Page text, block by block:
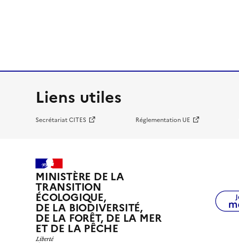
Liens utiles
Secrétariat CITES Réglementation UE
MINISTÈRE DE LA
TRANSITION
ÉCOLOGIQUE,
DE LA BIODIVERSITÉ,
DE LA FORÊT, DE LA MER
ET DE LA PÊCHE